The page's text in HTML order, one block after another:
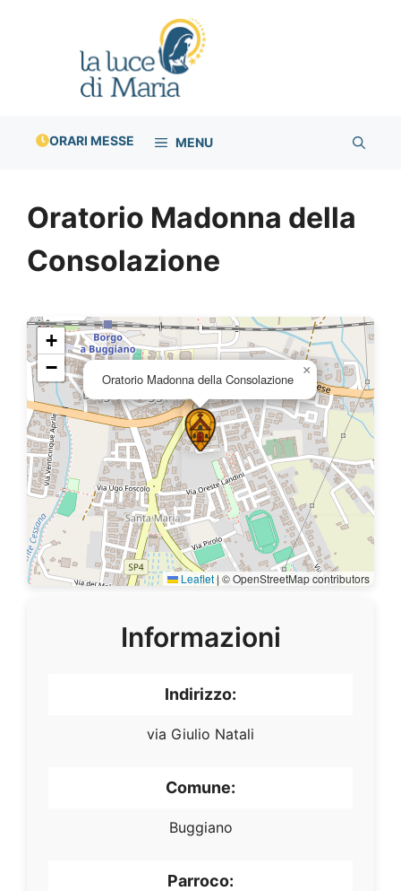
ORARI MESSE MENU
Oratorio Madonna della
Consolazione
Oratorio Madonna della Consolazione
×
+
−
Leaflet|© OpenStreetMap contributors
Informazioni
Indirizzo:
via Giulio Natali
Comune:
Buggiano
Parroco: